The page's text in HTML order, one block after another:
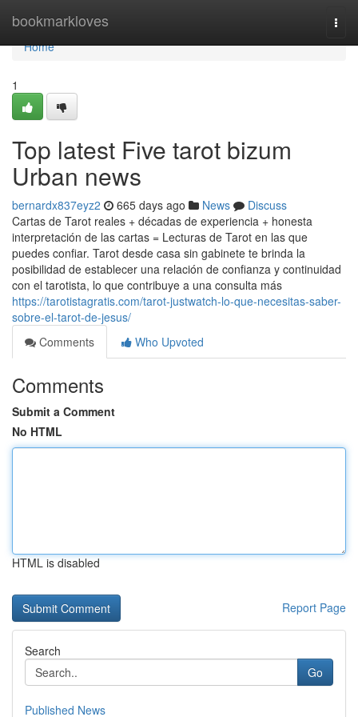
bookmarkloves
Home
Home
1
Top latest Five tarot bizum
Urban news
bernardx837eyz2 665 days ago News
Discuss
Cartas de Tarot reales + décadas de experiencia + honesta
interpretación de las cartas = Lecturas de Tarot en las que
puedes confiar. Tarot desde casa sin gabinete te brinda la
posibilidad de establecer una relación de confianza y continuidad
con el tarotista, lo que contribuye a una consulta más
https://tarotistagratis.com/tarot-justwatch-lo-que-necesitas-saber-
sobre-el-tarot-de-jesus/
Comments
Who Upvoted
Comments
Submit a Comment
No HTML
HTML is disabled
Report Page
Search
Go
Published News